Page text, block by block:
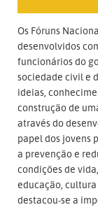
Os Fóruns
desenvolvidos
funcionários do
sociedade civil e
ideias,
construção de
através do
papel dos jovens
a prevenção e
condições de
educação,
destacou-se a